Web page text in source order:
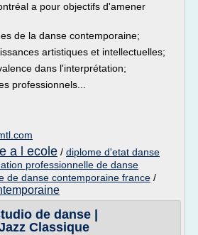
a pour objectifs d'amener
de la danse contemporaine;
artistiques et intellectuelles;
dans l'interprétation;
professionnels...
a l ecole / diplome d'etat danse
professionnelle de danse
de danse contemporaine france /
de danse |
Classique